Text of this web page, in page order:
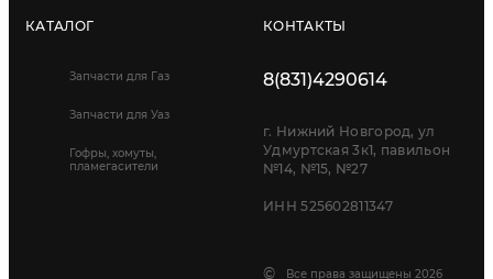
КАТАЛОГ
Запчасти для Газ
Запчасти для Уаз
Гофры, хомуты,
пламегасители
КОНТАКТЫ
8(831)4290614
г. Нижний Новгород, ул
Удмуртская 3к1, павильон
№14, №15, №27
ИНН 525602811347
© Все права защищены 2026